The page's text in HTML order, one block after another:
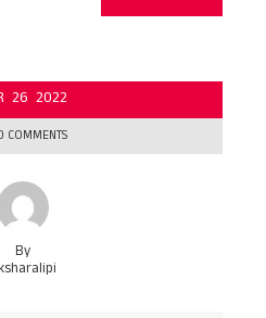
26 2022
COMMENTS
By